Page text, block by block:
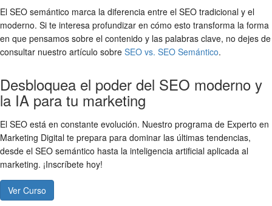
El SEO semántico marca la diferencia entre el SEO tradicional y el
moderno. Si te interesa profundizar en cómo esto transforma la forma
en que pensamos sobre el contenido y las palabras clave, no dejes de
consultar nuestro artículo sobre SEO vs. SEO Semántico.
Desbloquea el poder del SEO moderno y
la IA para tu marketing
El SEO está en constante evolución. Nuestro programa de Experto en
Marketing Digital te prepara para dominar las últimas tendencias,
desde el SEO semántico hasta la inteligencia artificial aplicada al
marketing. ¡Inscríbete hoy!
Ver Curso